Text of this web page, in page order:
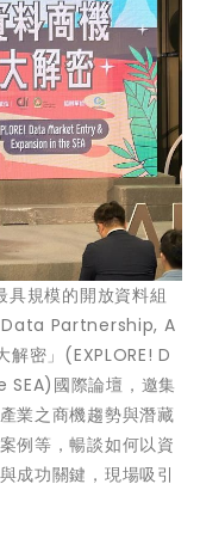
具規模的開放資料組
Data Partnership, A
密」(EXPLORE! D
國際論壇，邀集
業之商機趨勢與潛藏
例等，暢談如何以資
成功關鍵，現場吸引